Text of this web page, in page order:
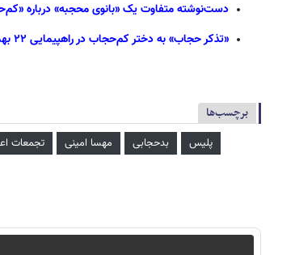
دست‌نوشته متفاوت یک «بانوی محجبه» درباره
«تذکر حجاب» به دختر کم‌حجاب در راهپیمایی ۲۲ بهمن / عکس
برچسب‌ها
پلیس بدحجابی مهسا امینی تجمعات